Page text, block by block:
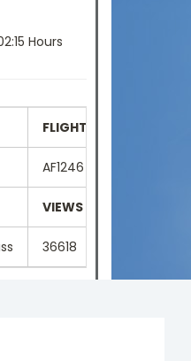
Hours
FLIGHT NUMBER
AF1246
VIEWS
36618